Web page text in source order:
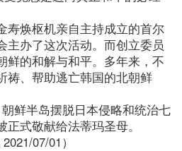
寿焕枢机亲自主持成立的首尔
主办了这次活动。而创立委员
鲜的和解与和平。多年来，不
祷、帮助逃亡韩国的北朝鲜
鲜半岛摆脱日本侵略和统治七
式敬献给法蒂玛圣母。
07/01）